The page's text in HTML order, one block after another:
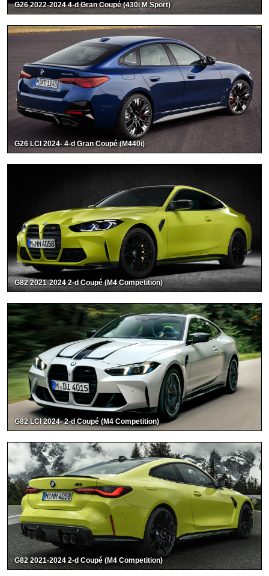
G26 2022-2024 4-d Gran Coupé (430i M Sport)
G26 LCI 2024- 4-d Gran Coupé (M440i)
G82 2021-2024 2-d Coupé (M4 Competition)
G82 LCI 2024- 2-d Coupé (M4 Competition)
G82 2021-2024 2-d Coupé (M4 Competition)